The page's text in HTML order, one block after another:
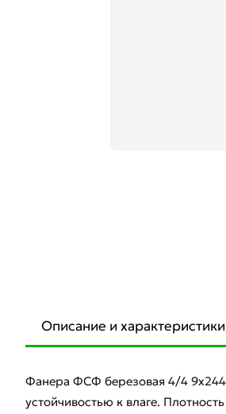
Описание и характеристики
Фанера ФСФ березовая 4/4
устойчивостью к влаге.